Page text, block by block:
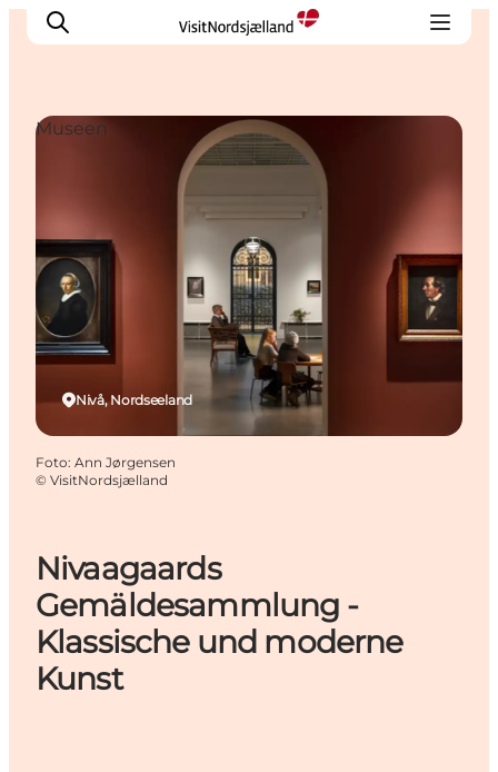
Geschmack
Unterkünfte
Städte
Reiseplanung
Nivaagaards
Gemäldesammlung -
Klassische und moderne
Kunst
Nivå, Nordseeland
Museen
Foto: Ann Jørgensen
© VisitNordsjælland